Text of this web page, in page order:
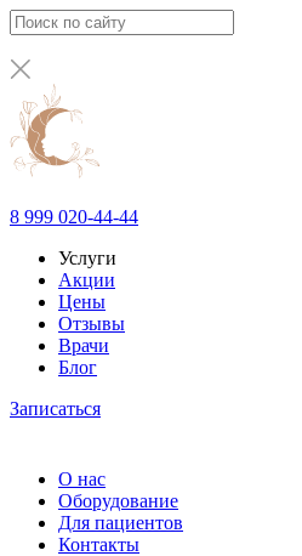
8 999 020-44-44
Услуги
Акции
Цены
Отзывы
Врачи
Блог
Записаться
О нас
Оборудование
Для пациентов
Контакты